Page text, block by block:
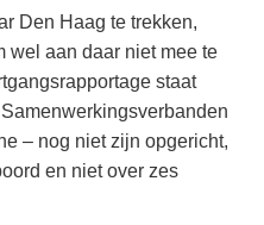
Den Haag te trekken,
wel aan daar niet mee te
staat
– nog niet zijn opgericht,
en niet over zes